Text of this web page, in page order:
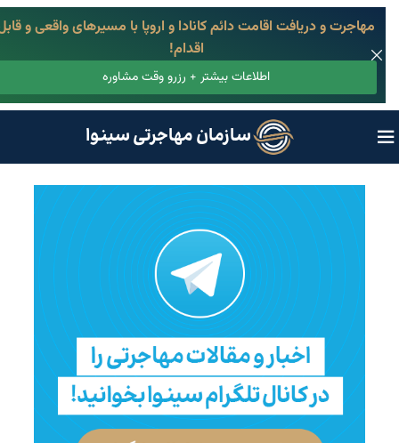
سازمان مهاجرتی سینوا
مهاجرت و دریافت اقامت دائم کانادا و اروپا با مسیرهای واقعی و
اقدام!
اطلاعات بیشتر + رزرو وقت مشاوره